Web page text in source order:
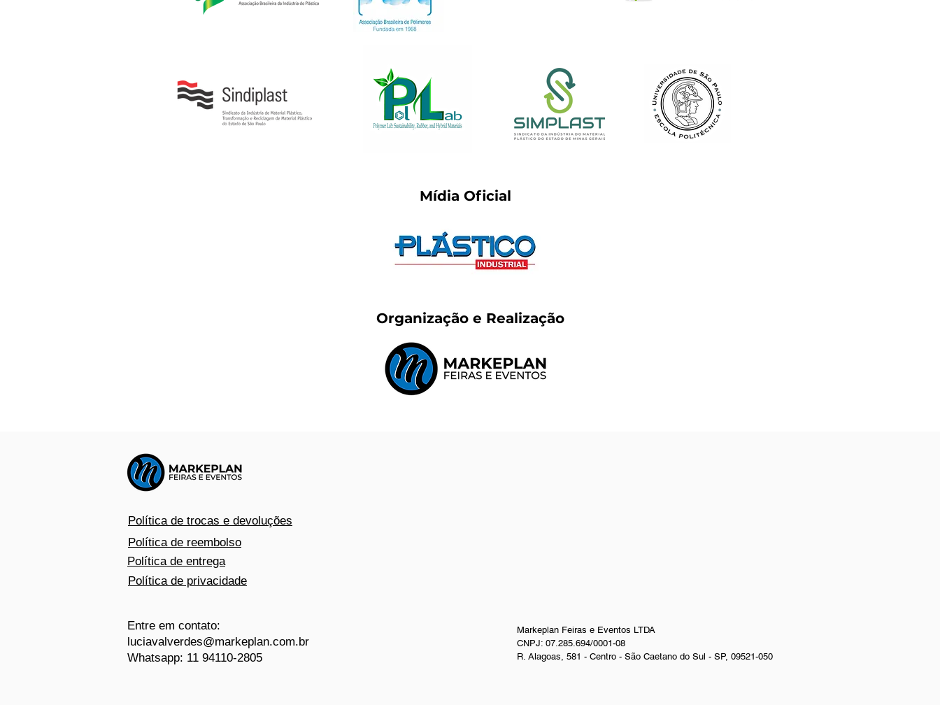
Mídia Oficial
Organização e Realização
Política de trocas e devoluções
Política de reembolso
Política de entrega
Política de privacidade
Markeplan Feiras e Eventos LTDA
CNPJ: 07.285.694/0001-08
R. Alagoas, 581 - Centro - São Caetano do Sul - SP, 09521-050
Entre em contato:
luciavalverdes@markeplan.com.br
Whatsapp: 11 94110-2805